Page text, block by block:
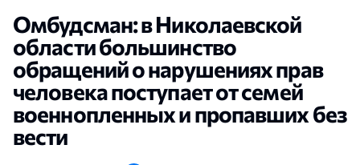
Омбудсман: в Николаевской
области большинство
обращений о нарушениях прав
человека поступает от семей
военнопленных и пропавших без
вести